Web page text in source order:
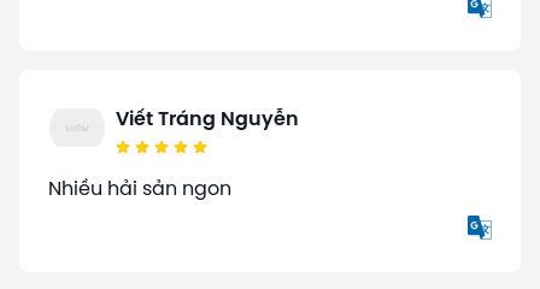
Viết Tráng Nguyễn
Nhiều hải sản ngon